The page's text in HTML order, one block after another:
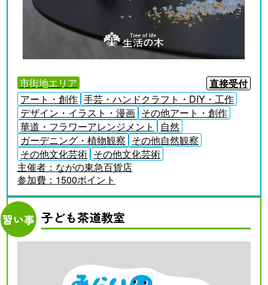
市街地エリア
直接受付
アート・創作 手芸・ハンドクラフト・DIY・工作
デザイン・イラスト・漫画 その他アート・創作
華道・フラワーアレンジメント
自然
ガーデニング・植物観察 その他自然観察
その他文化芸術 その他文化芸術
主催者： ながの東急百貨店
参加費： 1500ポイント
習い事 子ども茶道教室